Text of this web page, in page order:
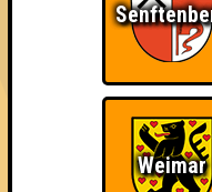
👨‍👩‍👧‍👦 Euer Team
📈 Jedes teilnehmende
Platz in unserer
🏆 Die Sieger des
Weimar